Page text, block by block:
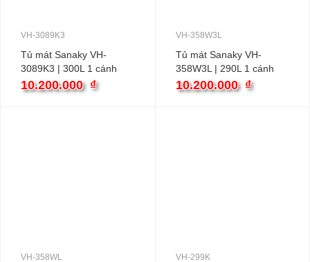
VH-3089K3
Tủ mát Sanaky VH-
3089K3 | 300L 1 cánh
inverter
10.200.000 ₫
VH-358W3L
Tủ mát Sanaky VH-
358W3L | 290L 1 cánh
inverter
10.200.000 ₫
VH-358WL VH-299K